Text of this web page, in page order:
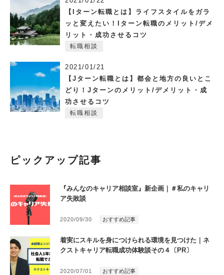
【Iターン転職とは】ライフスタイルをガラ
ッと変えたい！Iターン転職のメリット/デメ
リット・成功させるコツ
転職相談
2021/01/21
【Jターン転職とは】都会と地方の良いとこ
どり！Jターンのメリット/デメリット・成
功させるコツ
転職相談
ピックアップ記事
『みんなのキャリア相談室』新企画｜＃私のキャリ
ア失敗談
2020/09/30 おすすめ記事
着実にスキルを身につけられる環境を見つけた｜ネ
クストキャリア転職成功体験談その４〔PR〕
2020/07/01 おすすめ記事